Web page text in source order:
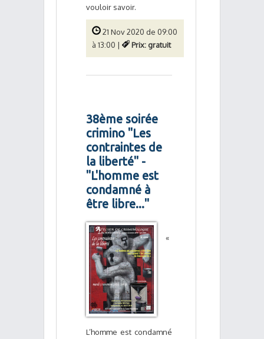
vouloir savoir.
21 Nov 2020 de 09:00
à 13:00 |
Prix: gratuit
38ème soirée
crimino "Les
contraintes de
la liberté" -
"L'homme est
condamné à
être libre..."
«
L’homme est condamné